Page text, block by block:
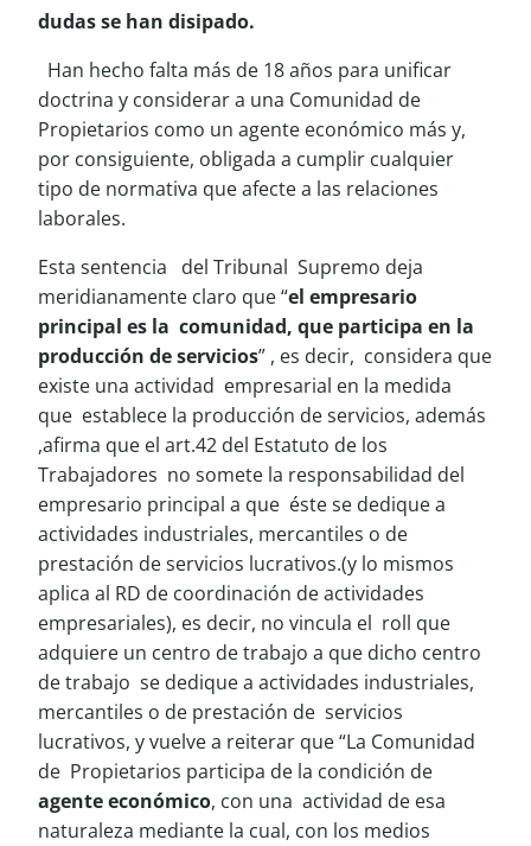
dudas se han disipado.
Han hecho falta más de 18 años para unificar
doctrina y considerar a una Comunidad de
Propietarios como un agente económico más y,
por consiguiente, obligada a cumplir cualquier
tipo de normativa que afecte a las relaciones
laborales.
Esta sentencia del Tribunal Supremo deja
meridianamente claro que “el empresario
principal es la comunidad, que participa en la
producción de servicios” , es decir, considera que
existe una actividad empresarial en la medida
que establece la producción de servicios, además
,afirma que el art.42 del Estatuto de los
Trabajadores no somete la responsabilidad del
empresario principal a que éste se dedique a
actividades industriales, mercantiles o de
prestación de servicios lucrativos.(y lo mismos
aplica al RD de coordinación de actividades
empresariales), es decir, no vincula el roll que
adquiere un centro de trabajo a que dicho centro
de trabajo se dedique a actividades industriales,
mercantiles o de prestación de servicios
lucrativos, y vuelve a reiterar que “La Comunidad
de Propietarios participa de la condición de
agente económico, con una actividad de esa
naturaleza mediante la cual, con los medios